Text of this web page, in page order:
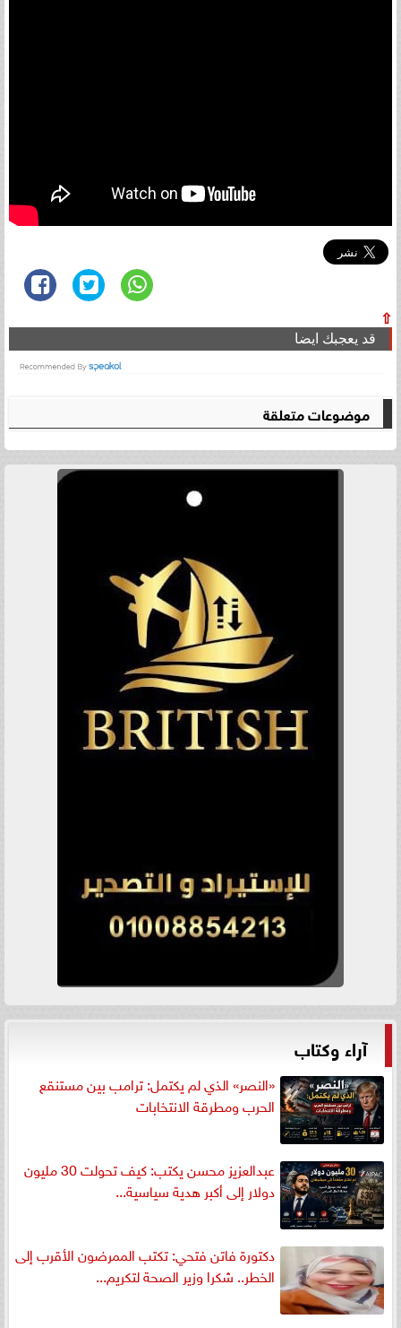
⇧
قد يعجبك ايضا
موضوعات متعلقة
آراء وكتاب
«النصر» الذي لم يكتمل: ترامب بين مستنقع
الحرب ومطرقة الانتخابات
عبدالعزيز محسن يكتب: كيف تحولت 30 مليون
دولار إلى أكبر هدية سياسية...
دكتورة فاتن فتحي: تكتب الممرضون الأقرب إلى
الخطر.. شكرا وزير الصحة لتكريم...